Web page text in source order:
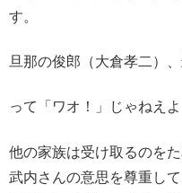
す。
旦那の俊郎（大倉孝二）
って「ワオ！」じゃねえ
他の家族は受け取るのを
武内さんの意思を尊重し